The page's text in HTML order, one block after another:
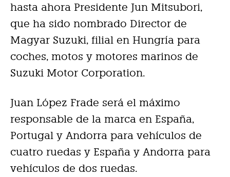
hasta ahora Presidente Jun Mitsubori,
que ha sido nombrado Director de
Magyar Suzuki, filial en Hungría para
coches, motos y motores marinos de
Suzuki Motor Corporation.
Juan López Frade será el máximo
responsable de la marca en España,
Portugal y Andorra para vehículos de
cuatro ruedas y España y Andorra para
vehículos de dos ruedas.